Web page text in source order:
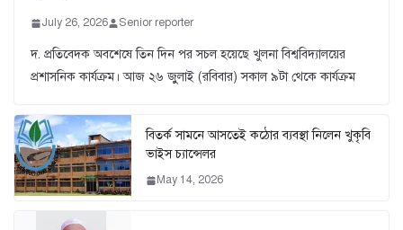
July 26, 2026 Senior reporter
দ. প্রতিবেদক অবশেষে তিন দিন পর সচল হয়েছে খুলনা বিশ্ববিদ্যালয়ের
প্রশাসনিক কার্যক্রম। আজ ২৬ জুুলাই (রবিবার) সকাল ৯টা থেকে কার্যক্রম
বিতর্ক সামনে আসতেই কঠোর ব্যবস্থা নিলেন খুকৃবি
ভাইস চ্যান্সেলর
May 14, 2026